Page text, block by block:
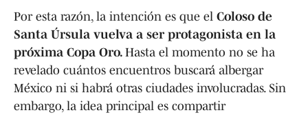
Por esta razón, la intención es que el Coloso de
Santa Úrsula vuelva a ser protagonista en la
próxima Copa Oro. Hasta el momento no se ha
revelado cuántos encuentros buscará albergar
México ni si habrá otras ciudades involucradas. Sin
embargo, la idea principal es compartir